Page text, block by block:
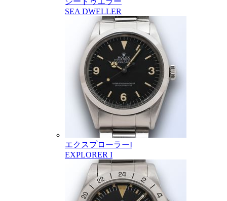
SEA DWELLER
エクスプローラーI
EXPLORER I